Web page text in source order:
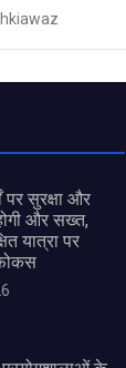
पर सुरक्षा और
और सख्त,
यात्रा पर